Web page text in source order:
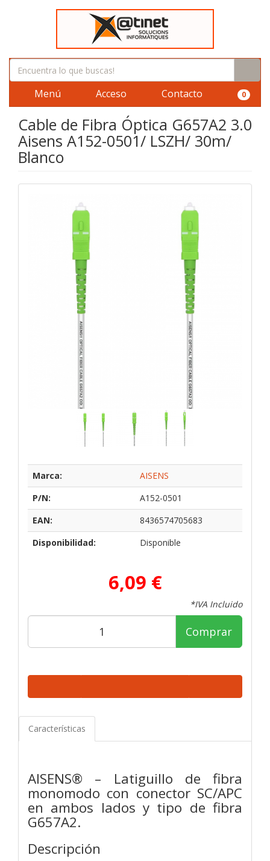
Menú Acceso Contacto 0
Cable de Fibra Óptica G657A2 3.0
Aisens A152-0501/ LSZH/ 30m/
Blanco
Marca:
AISENS
P/N:
A152-0501
EAN:
8436574705683
Disponibilidad:
Disponible
6,09 €
*IVA Incluido
Comprar
Características
AISENS® – Latiguillo de fibra
monomodo con conector SC/APC
en ambos lados y tipo de fibra
G657A2.
Descripción